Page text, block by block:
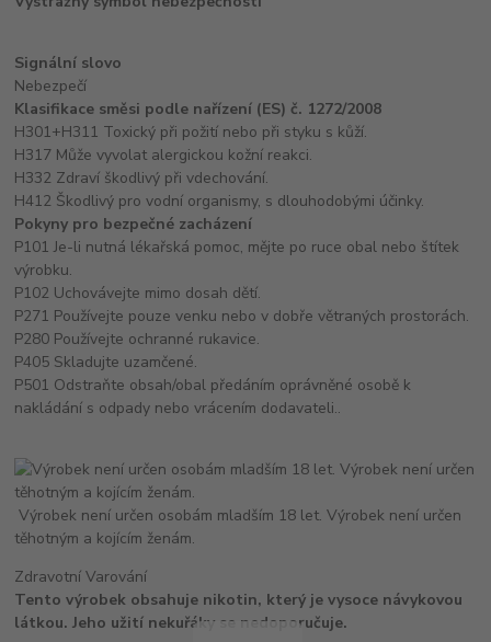
Signální slovo
Nebezpečí
Klasifikace směsi podle nařízení (ES) č. 1272/2008
H301+H311 Toxický při požití nebo při styku s kůží.
H317 Může vyvolat alergickou kožní reakci.
H332 Zdraví škodlivý při vdechování.
H412 Škodlivý pro vodní organismy, s dlouhodobými účinky.
Pokyny pro bezpečné zacházení
P101 Je-li nutná lékařská pomoc, mějte po ruce obal nebo štítek
výrobku.
P102 Uchovávejte mimo dosah dětí.
P271 Používejte pouze venku nebo v dobře větraných prostorách.
P280 Používejte ochranné rukavice.
P405 Skladujte uzamčené.
P501 Odstraňte obsah/obal předáním oprávněné osobě k
nakládání s odpady nebo vrácením dodavateli..
Výrobek není určen osobám mladším 18 let. Výrobek není určen
těhotným a kojícím ženám.
Zdravotní Varování
Tento výrobek obsahuje nikotin, který je vysoce návykovou
látkou. Jeho užití nekuřáky se nedoporučuje.